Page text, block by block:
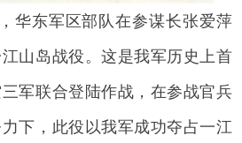
华东军区部队在参谋长张爱萍
山岛战役。这是我军历史上首
军联合登陆作战，在参战官兵
下，此役以我军成功夺占一江